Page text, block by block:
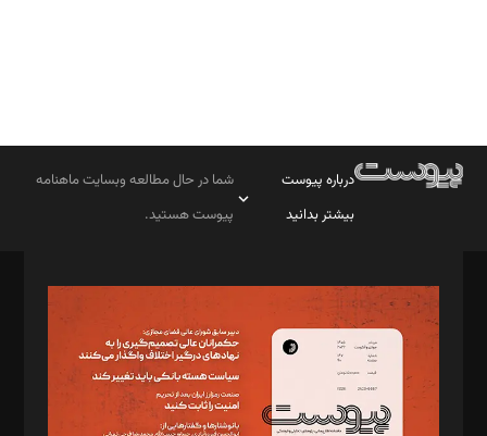
درباره پیوست
بیشتر بدانید
شما در حال مطالعه وبسایت ماهنامه
پیوست هستید.
مدیر مسئول: محمدباقر اثنی‌عشری
سردبیر: مهرک محمودی
دبیر تحریریه: میثم قاسمی
د‌بیر ناداستان: سمانه سمیع
د‌بیر خدمت و تجارت: ابوالفضل رجبی